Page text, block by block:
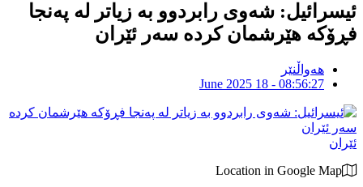
ئیسرائیل: شەوی رابردوو بە زیاتر لە پەنجا
فڕۆكە هێرشمان كردە سەر ئێران
هەواڵنێر
June 2025 18 - 08:56:27
ئێران
Location in Google Map